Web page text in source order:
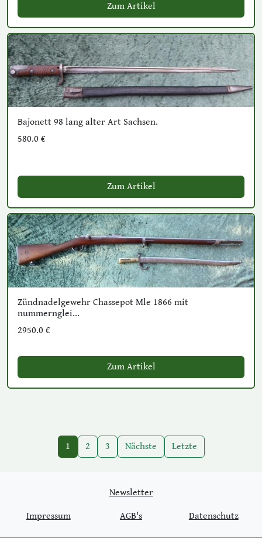
Zum Artikel
Bajonett 98 lang alter Art Sachsen.
580.0 €
Zum Artikel
Zündnadelgewehr Chassepot Mle 1866 mit
nummernglei...
2950.0 €
Zum Artikel
1 2 3 Nächste Letzte
Newsletter
Impressum AGB's Datenschutz